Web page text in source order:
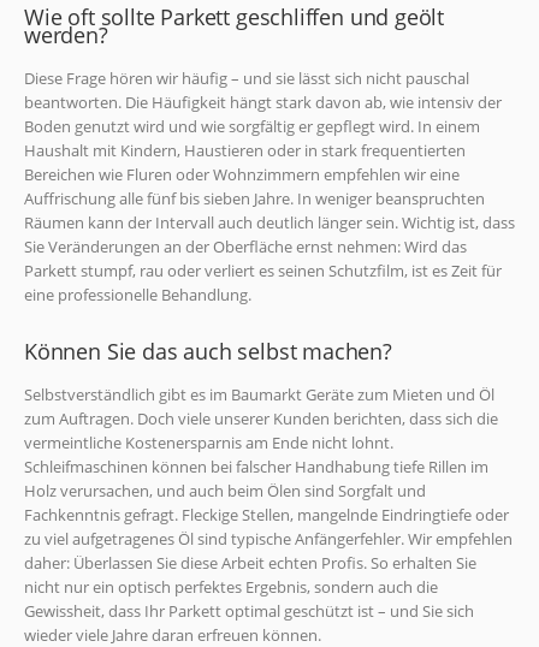
Wie oft sollte Parkett geschliffen und geölt
werden?
Diese Frage hören wir häufig – und sie lässt sich nicht pauschal
beantworten. Die Häufigkeit hängt stark davon ab, wie intensiv der
Boden genutzt wird und wie sorgfältig er gepflegt wird. In einem
Haushalt mit Kindern, Haustieren oder in stark frequentierten
Bereichen wie Fluren oder Wohnzimmern empfehlen wir eine
Auffrischung alle fünf bis sieben Jahre. In weniger beanspruchten
Räumen kann der Intervall auch deutlich länger sein. Wichtig ist, dass
Sie Veränderungen an der Oberfläche ernst nehmen: Wird das
Parkett stumpf, rau oder verliert es seinen Schutzfilm, ist es Zeit für
eine professionelle Behandlung.
Können Sie das auch selbst machen?
Selbstverständlich gibt es im Baumarkt Geräte zum Mieten und Öl
zum Auftragen. Doch viele unserer Kunden berichten, dass sich die
vermeintliche Kostenersparnis am Ende nicht lohnt.
Schleifmaschinen können bei falscher Handhabung tiefe Rillen im
Holz verursachen, und auch beim Ölen sind Sorgfalt und
Fachkenntnis gefragt. Fleckige Stellen, mangelnde Eindringtiefe oder
zu viel aufgetragenes Öl sind typische Anfängerfehler. Wir empfehlen
daher: Überlassen Sie diese Arbeit echten Profis. So erhalten Sie
nicht nur ein optisch perfektes Ergebnis, sondern auch die
Gewissheit, dass Ihr Parkett optimal geschützt ist – und Sie sich
wieder viele Jahre daran erfreuen können.